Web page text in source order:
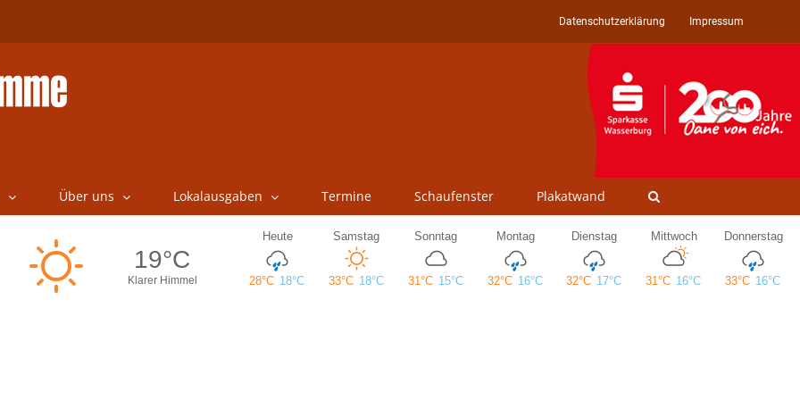
Datenschutzerklärung Impressum
Über uns Lokalausgaben Termine Schaufenster Plakatwand